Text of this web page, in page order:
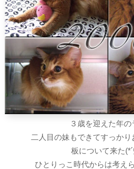
３歳を迎えた年の
二人目の妹もできてすっかり
板について来た
ひとりっこ時代からは考え